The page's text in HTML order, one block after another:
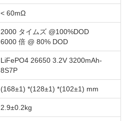
< 60mΩ
2000 タイムズ @100%DOD
6000 倍 @ 80% DOD
LiFePO4 26650 3.2V 3200mAh-
8S7P
(168±1) *(128±1) *(102±1) mm
2.9±0.2kg